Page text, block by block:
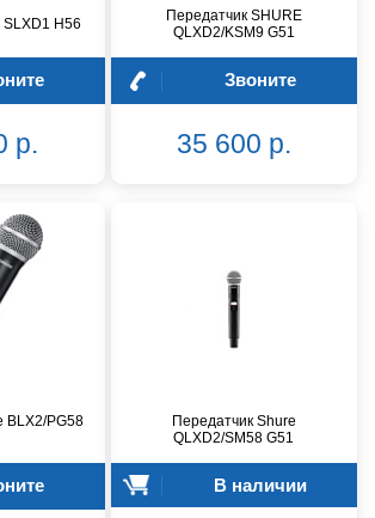
SLXD1 H56
р.
Передатчик SHURE
QLXD2/KSM9 G51
Звоните
35 600 р.
BLX2/PG58
Передатчик Shure
QLXD2/SM58 G51
В наличии